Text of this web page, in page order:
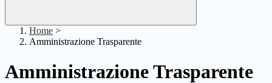
Home >
Amministrazione Trasparente
Amministrazione Trasparente